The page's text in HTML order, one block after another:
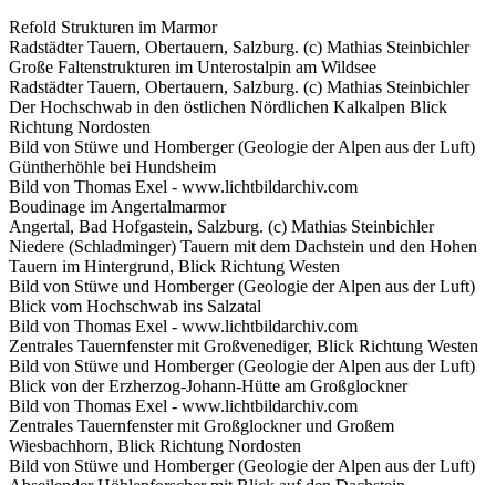
Refold Strukturen im Marmor
Radstädter Tauern, Obertauern, Salzburg. (c) Mathias Steinbichler
Große Faltenstrukturen im Unterostalpin am Wildsee
Radstädter Tauern, Obertauern, Salzburg. (c) Mathias Steinbichler
Der Hochschwab in den östlichen Nördlichen Kalkalpen Blick
Richtung Nordosten
Bild von Stüwe und Homberger (Geologie der Alpen aus der Luft)
Güntherhöhle bei Hundsheim
Bild von Thomas Exel - www.lichtbildarchiv.com
Boudinage im Angertalmarmor
Angertal, Bad Hofgastein, Salzburg. (c) Mathias Steinbichler
Niedere (Schladminger) Tauern mit dem Dachstein und den Hohen
Tauern im Hintergrund, Blick Richtung Westen
Bild von Stüwe und Homberger (Geologie der Alpen aus der Luft)
Blick vom Hochschwab ins Salzatal
Bild von Thomas Exel - www.lichtbildarchiv.com
Zentrales Tauernfenster mit Großvenediger, Blick Richtung Westen
Bild von Stüwe und Homberger (Geologie der Alpen aus der Luft)
Blick von der Erzherzog-Johann-Hütte am Großglockner
Bild von Thomas Exel - www.lichtbildarchiv.com
Zentrales Tauernfenster mit Großglockner und Großem
Wiesbachhorn, Blick Richtung Nordosten
Bild von Stüwe und Homberger (Geologie der Alpen aus der Luft)